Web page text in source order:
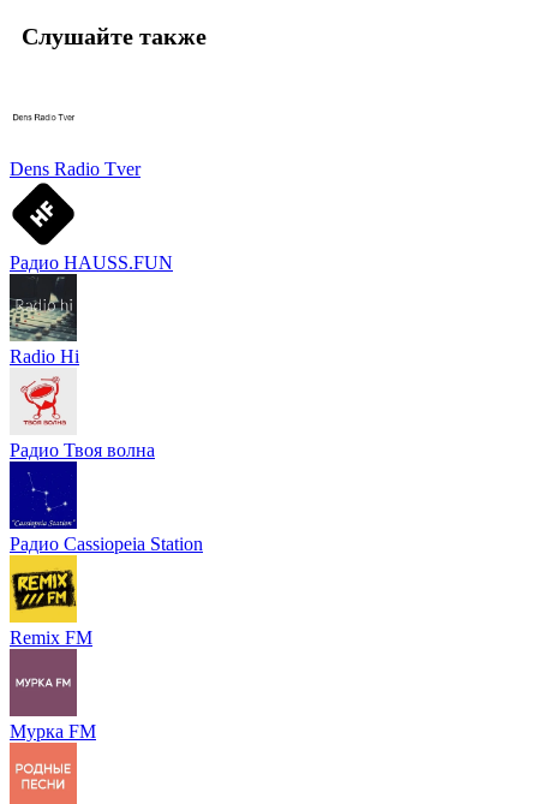
Слушайте также
Dens Radio Tver
Радио HAUSS.FUN
Radio Hi
Радио Твоя волна
Радио Cassiopeia Station
Remix FM
Мурка FM